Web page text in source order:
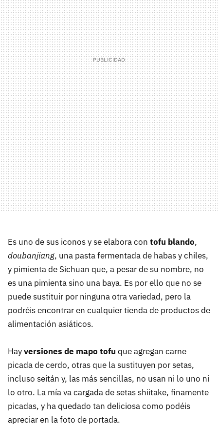
Es uno de sus iconos y se elabora con tofu blando,
doubanjiang, una pasta fermentada de habas y chiles,
y pimienta de Sichuan que, a pesar de su nombre, no
es una pimienta sino una baya. Es por ello que no se
puede sustituir por ninguna otra variedad, pero la
podréis encontrar en cualquier tienda de productos de
alimentación asiáticos.
Hayversiones de mapo tofu que agregan carne
picada de cerdo, otras que la sustituyen por setas,
incluso seitán y, las más sencillas, no usan ni lo uno ni
lo otro. La mía va cargada de setas shiitake, finamente
picadas, y ha quedado tan deliciosa como podéis
apreciar en la foto de portada.